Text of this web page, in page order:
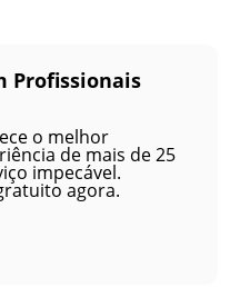
Profissionais
o melhor
de mais de 25
impecável.
agora.